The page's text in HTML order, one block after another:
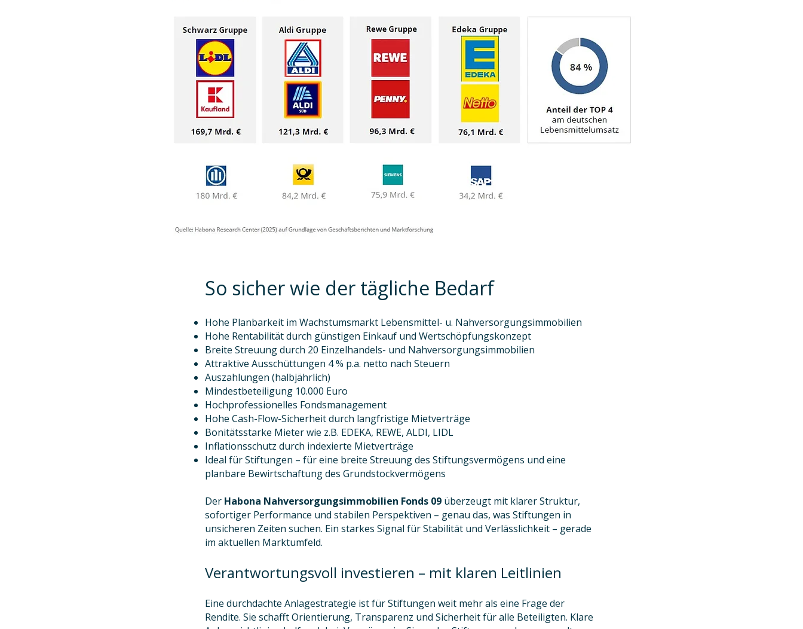
So sicher wie der tägliche Bedarf
​​​Hohe Planbarkeit im Wachstumsmarkt Lebensmittel- u. Nahversorgungsimmobilien
Hohe Rentabilität durch günstigen Einkauf und Wertschöpfungskonzept
Breite Streuung durch 20 Einzelhandels- und Nahversorgungsimmobilien
Attraktive Ausschüttungen 4 % p.a. netto nach Steuern
Auszahlungen (halbjährlich)
Mindestbeteiligung 10.000 Euro
Hochprofessionelles Fondsmanagement
Hohe Cash-Flow-Sicherheit durch langfristige Mietverträge
Bonitätsstarke Mieter wie z.B. EDEKA, REWE, ALDI, LIDL
Inflationsschutz durch indexierte Mietverträge
​Ideal für Stiftungen – für eine breite Streuung des Stiftungsvermögens und eine
planbare Bewirtschaftung des Grundstockvermögens
​Der Habona Nahversorgungsimmobilien Fonds 09 überzeugt mit klarer Struktur,
sofortiger Performance und stabilen Perspektiven – genau das, was Stiftungen in
unsicheren Zeiten suchen. Ein starkes Signal für Stabilität und Verlässlichkeit – gerade
im aktuellen Marktumfeld.
Verantwortungsvoll investieren – mit klaren Leitlinien
Eine durchdachte Anlagestrategie ist für Stiftungen weit mehr als eine Frage der
Rendite. Sie schafft Orientierung, Transparenz und Sicherheit für alle Beteiligten. Klare